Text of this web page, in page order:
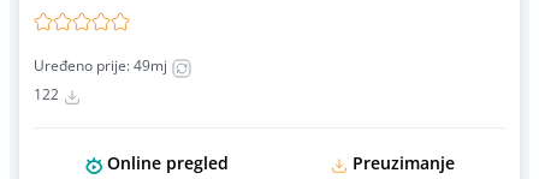
Uređeno prije: 49mj
122
Online pregled Preuzimanje